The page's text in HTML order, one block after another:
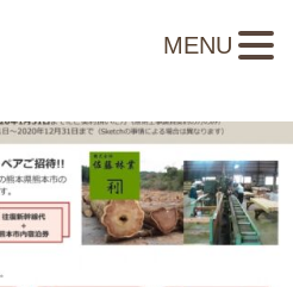
MENU